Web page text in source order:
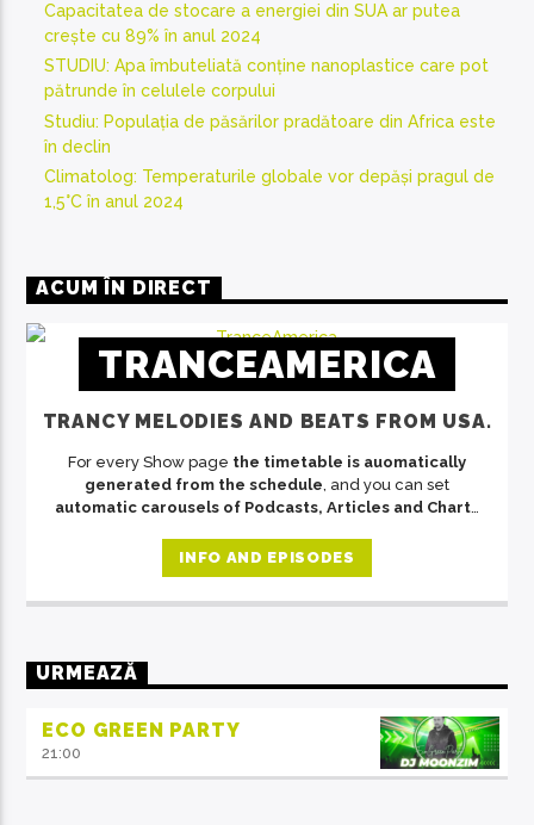
Capacitatea de stocare a energiei din SUA ar putea
crește cu 89% în anul 2024
STUDIU: Apa îmbuteliată conține nanoplastice care pot
pătrunde în celulele corpului
Studiu: Populația de păsărilor pradătoare din Africa este
în declin
Climatolog: Temperaturile globale vor depăși pragul de
1,5°C în anul 2024
ACUM ÎN DIRECT
TRANCEAMERICA
TRANCY MELODIES AND BEATS FROM USA.
For every Show page the timetable is auomatically
generated from the schedule , and you can set
automatic carousels of Podcasts, Articles and Charts
Sed justo mauris, auctor eget tellus nec, pellentesque
varius mauris. Sed eu congue nulla, et tincidunt justo.
Aliquam semper faucibus odio id varius. Suspendisse
INFO AND EPISODES
URMEAZĂ
ECO GREEN PARTY
21:00